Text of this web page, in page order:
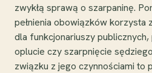
zwykłą sprawą o szarpaninę.
pełnienia obowiązków korzysta
dla funkcjonariuszy
oplucie czy szarpnięcie
związku z jego czynnościami to